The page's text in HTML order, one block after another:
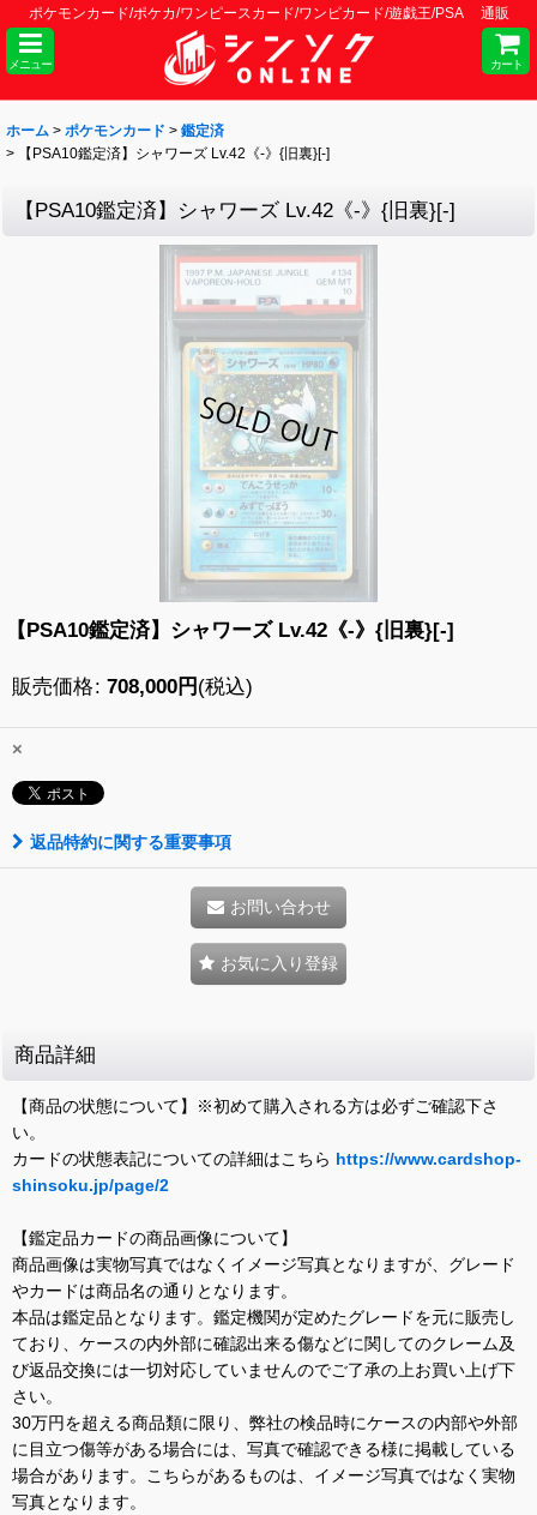
ポケモンカード/ポケカ/ワンピースカード/ワンピカード/遊戯王/PSA 通販
メニュー カート
ホーム > ポケモンカード > 鑑定済
>
【PSA10鑑定済】シャワーズ Lv.42《-》{旧裏}[-]
【PSA10鑑定済】シャワーズ Lv.42《-》{旧裏}[-]
【PSA10鑑定済】シャワーズ Lv.42《-》{旧裏}[-]
販売価格: 708,000円 (税込)
×
返品特約に関する重要事項
お問い合わせ
お気に入り登録
商品詳細
【商品の状態について】※初めて購入される方は必ずご確認下さ
い。
カードの状態表記についての詳細はこちら https://www.cardshop-
shinsoku.jp/page/2
【鑑定品カードの商品画像について】
商品画像は実物写真ではなくイメージ写真となりますが、グレード
やカードは商品名の通りとなります。
本品は鑑定品となります。鑑定機関が定めたグレードを元に販売し
ており、ケースの内外部に確認出来る傷などに関してのクレーム及
び返品交換には一切対応していませんのでご了承の上お買い上げ下
さい。
30万円を超える商品類に限り、弊社の検品時にケースの内部や外部
に目立つ傷等がある場合には、写真で確認できる様に掲載している
場合があります。こちらがあるものは、イメージ写真ではなく実物
写真となります。